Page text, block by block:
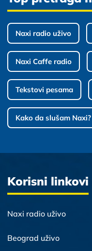
Naxi radio uživo
Naxi Caffe radio
Tekstovi pesama
Kako da slušam Naxi?
Korisni linkovi
Naxi radio uživo
Beograd uživo